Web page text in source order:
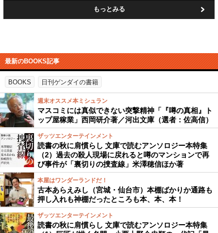
もっとみる
最新のBOOKS記事
BOOKS 日刊ゲンダイの書籍
週末オススメ本ミシュラン
マスコミには真似できない突撃精神「『噂の真相』ト
ップ屋稼業」西岡研介著／河出文庫（選者：佐高信）
ザッツエンターテインメント
読書の秋に肩慣らし 文庫で読むアンソロジー本特集
（2）過去の殺人現場に戻れると噂のマンションで再
び事件が「裏切りの捜査線」米澤穂信ほか著
本屋はワンダーランドだ！
古本あらえみし（宮城・仙台市）本棚ばかりか通路も
押し入れも神棚だったところも本、本、本！
ザッツエンターテインメント
読書の秋に肩慣らし 文庫で読むアンソロジー本特集